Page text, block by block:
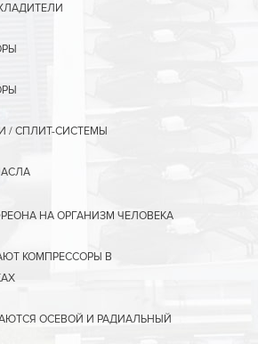
/ СПЛИТ-СИСТЕМЫ
НА ОРГАНИЗМ ЧЕЛОВЕКА
КОМПРЕССОРЫ В
ОСЕВОЙ И РАДИАЛЬНЫЙ